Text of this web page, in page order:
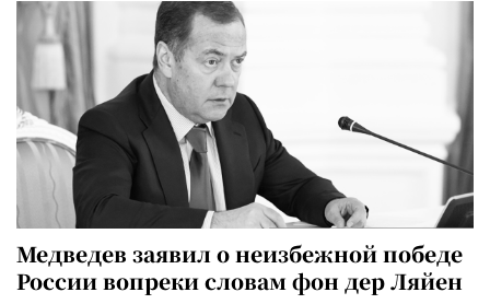
Медведев заявил о неизбежной победе
России вопреки словам фон дер Ляйен